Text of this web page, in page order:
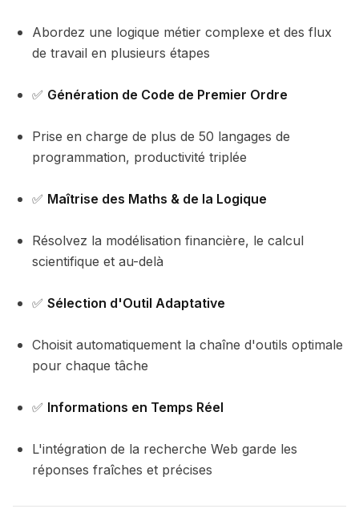
Abordez une logique métier complexe et des flux
de travail en plusieurs étapes
✅ Génération de Code de Premier Ordre
Prise en charge de plus de 50 langages de
programmation, productivité triplée
✅ Maîtrise des Maths & de la Logique
Résolvez la modélisation financière, le calcul
scientifique et au-delà
✅ Sélection d'Outil Adaptative
Choisit automatiquement la chaîne d'outils optimale
pour chaque tâche
✅ Informations en Temps Réel
L'intégration de la recherche Web garde les
réponses fraîches et précises